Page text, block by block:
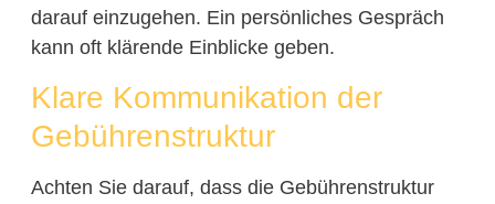
darauf einzugehen. Ein persönliches Gespräch
kann oft klärende Einblicke geben.
Klare Kommunikation der
Gebührenstruktur
Achten Sie darauf, dass die Gebührenstruktur